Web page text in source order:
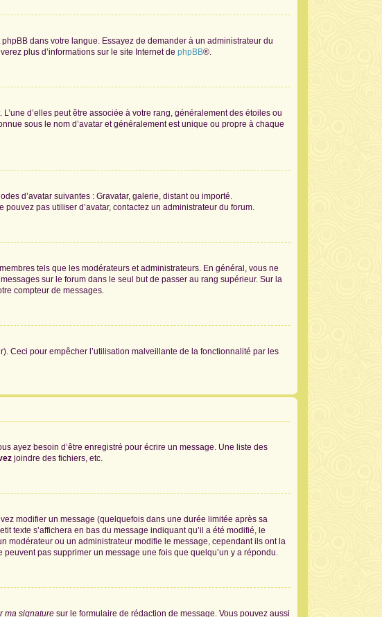
dans votre langue. Essayez de demander à un administrateur du
plus d’informations sur le site Internet de phpBB®.
d’elles peut être associée à votre rang, généralement des étoiles ou
sous le nom d’avatar et généralement est unique ou propre à chaque
d’avatar suivantes : Gravatar, galerie, distant ou importé.
pas utiliser d’avatar, contactez un administrateur du forum.
tels que les modérateurs et administrateurs. En général, vous ne
sur le forum dans le seul but de passer au rang supérieur. Sur la
compteur de messages.
Ceci pour empêcher l’utilisation malveillante de la fonctionnalité par les
ayez besoin d’être enregistré pour écrire un message. Une liste des
joindre des fichiers, etc.
modifier un message (quelquefois dans une durée limitée après sa
texte s’affichera en bas du message indiquant qu’il a été modifié, le
modérateur ou un administrateur modifie le message, cependant ils ont la
pas supprimer un message une fois que quelqu’un y a répondu.
ma signature sur le formulaire de rédaction de message. Vous pouvez aussi